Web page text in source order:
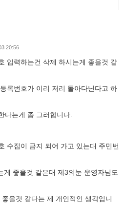
20:56
입력하는건 삭제 하시는게 좋을것 같
록번호가 이리 저리 돌아다닌다고 하
다는게 좀 그러합니다.
수집이 금지 되어 가고 있는대 주민번
게 좋을것 같은대 제3의눈 운영자님도
을것 같다는 제 개인적인 생각입니